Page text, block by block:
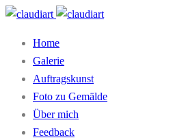
Home
Galerie
Auftragskunst
Foto zu Gemälde
Über mich
Feedback